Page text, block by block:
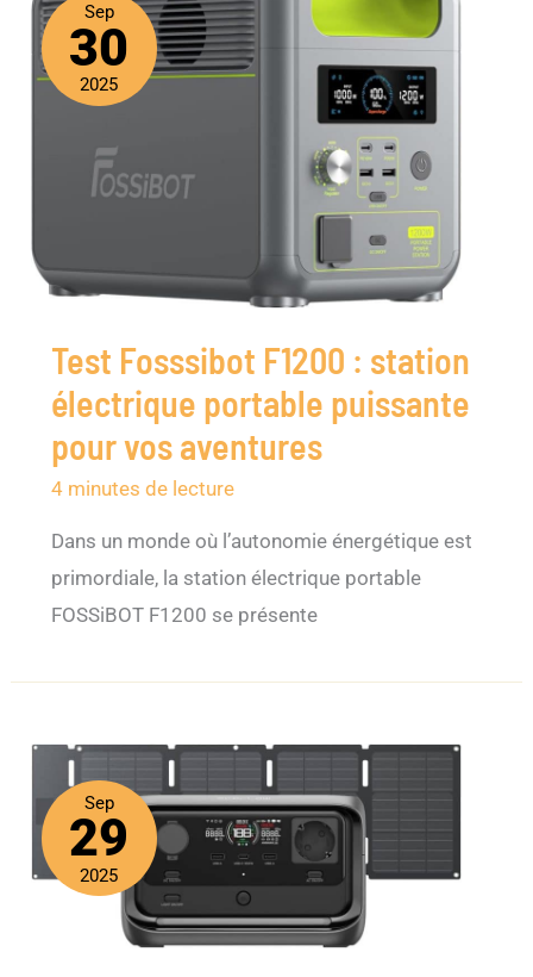
Sep
30
2025
Test Fosssibot F1200 : station
électrique portable puissante
pour vos aventures
4 minutes de lecture
Dans un monde où l’autonomie énergétique est
primordiale, la station électrique portable
FOSSiBOT F1200 se présente
Sep
29
2025